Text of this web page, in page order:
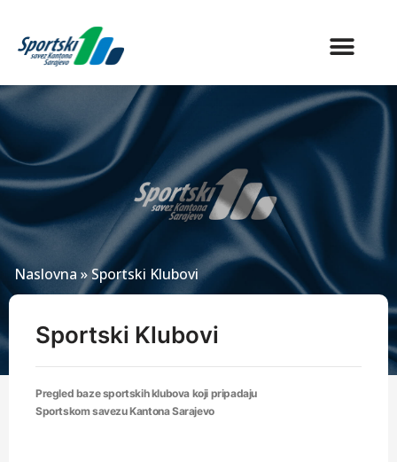
Naslovna » Sportski Klubovi
Sportski Klubovi
Pregled baze sportskih klubova koji pripadaju
Sportskom savezu Kantona Sarajevo